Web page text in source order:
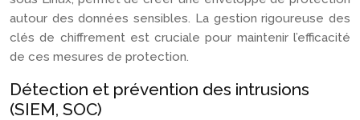
autour des données sensibles. La gestion rigoureuse des
clés de chiffrement est cruciale pour maintenir l’efficacité
de ces mesures de protection.
Détection et prévention des intrusions
(SIEM, SOC)